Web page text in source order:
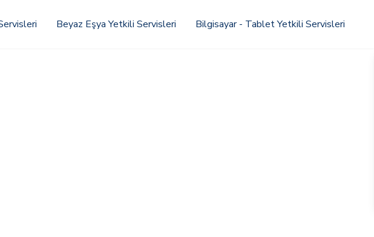
Beyaz Eşya Yetkili Servisleri Bilgisayar - Tablet Yetkili Servisleri